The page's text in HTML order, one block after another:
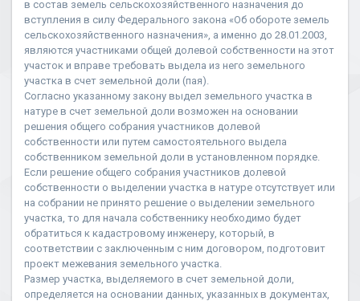
в состав земель сельскохозяйственного назначения до
вступления в силу Федерального закона «Об обороте земель
сельскохозяйственного назначения», а именно до 28.01.2003,
являются участниками общей долевой собственности на этот
участок и вправе требовать выдела из него земельного
участка в счет земельной доли (пая).
Согласно указанному закону выдел земельного участка в
натуре в счет земельной доли возможен на основании
решения общего собрания участников долевой
собственности или путем самостоятельного выдела
собственником земельной доли в установленном порядке.
Если решение общего собрания участников долевой
собственности о выделении участка в натуре отсутствует или
на собрании не принято решение о выделении земельного
участка, то для начала собственнику необходимо будет
обратиться к кадастровому инженеру, который, в
соответствии с заключенным с ним договором, подготовит
проект межевания земельного участка.
Размер участка, выделяемого в счет земельной доли,
определяется на основании данных, указанных в документах,